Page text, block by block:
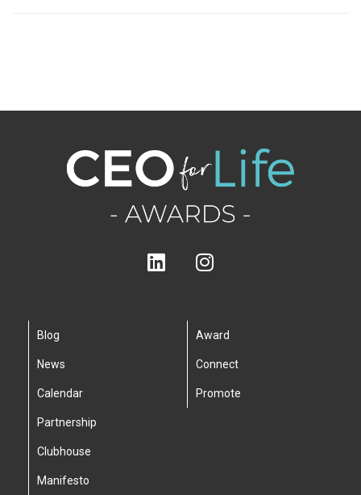
Blog
News
Calendar
Partnership
Clubhouse
Manifesto
Award
Connect
Promote